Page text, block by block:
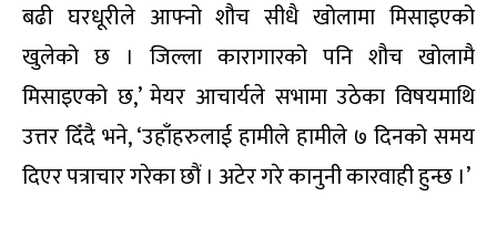
बढी घरधूरीले आफ्नो शौच सीधै खोलामा मिसाइएको
खुलेको छ । जिल्ला कारागारको पनि शौच खोलामै
मिसाइएको छ,’ मेयर आचार्यले सभामा उठेका विषयमाथि
उत्तर दिँदै भने, ‘उहाँहरुलाई हामीले हामीले ७ दिनको समय
दिएर पत्राचार गरेका छौं । अटेर गरे कानुनी कारवाही हुन्छ ।’